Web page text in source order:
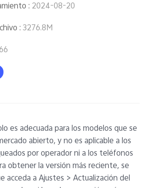
: 2024-08-20
:3276.8M
es adecuada para los modelos que se
abierto, y no es aplicable a los
por operador ni a los teléfonos
obtener la versión más reciente, se
acceda a Ajustes > Actualización del